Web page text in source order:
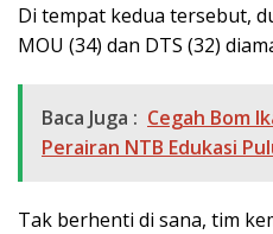
Di tempat kedua tersebut,
MOU (34) dan DTS (32)
Baca Juga : Cegah Bom
Perairan NTB Edukasi
Tak berhenti di sana, tim